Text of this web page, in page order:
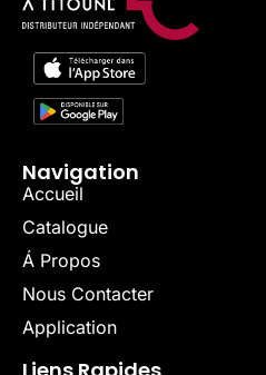
Navigation
Accueil
Catalogue
Á Propos
Nous Contacter
Application